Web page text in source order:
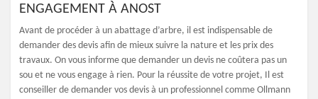
ENGAGEMENT À ANOST
Avant de procéder à un abattage d’arbre, il est indispensable de
demander des devis afin de mieux suivre la nature et les prix des
travaux. On vous informe que demander un devis ne coûtera pas un
sou et ne vous engage à rien. Pour la réussite de votre projet, Il est
conseiller de demander vos devis à un professionnel comme Ollmann